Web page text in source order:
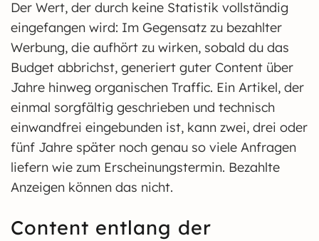
Der Wert, der durch keine Statistik vollständig
eingefangen wird: Im Gegensatz zu bezahlter
Werbung, die aufhört zu wirken, sobald du das
Budget abbrichst, generiert guter Content über
Jahre hinweg organischen Traffic. Ein Artikel, der
einmal sorgfältig geschrieben und technisch
einwandfrei eingebunden ist, kann zwei, drei oder
fünf Jahre später noch genau so viele Anfragen
liefern wie zum Erscheinungstermin. Bezahlte
Anzeigen können das nicht.
Content entlang der